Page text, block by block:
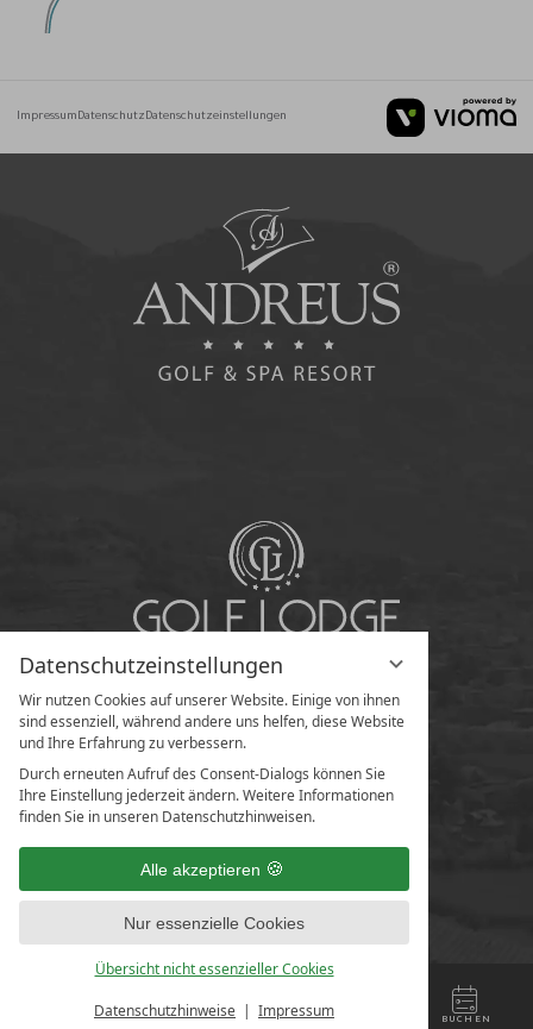
Datenschutzeinstellungen
Wir nutzen Cookies auf unserer Website. Einige von ihnen
sind essenziell, während andere uns helfen, diese Website
und Ihre Erfahrung zu verbessern.
Durch erneuten Aufruf des Consent-Dialogs können Sie
Ihre Einstellung jederzeit ändern. Weitere Informationen
finden Sie in unseren Datenschutzhinweisen.
Alle akzeptieren
Nur essenzielle Cookies
Übersicht nicht essenzieller Cookies
Datenschutzhinweise Impressum
KONTAKT ANFRAGEN BUCHEN
ImpressumDatenschutzDatenschutzeinstellungen